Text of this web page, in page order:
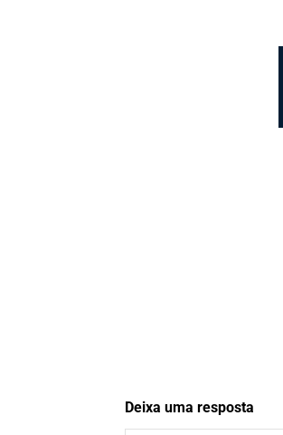
Deixa uma resposta